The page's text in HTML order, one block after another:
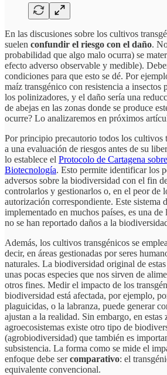
En las discusiones sobre los cultivos
suelen confundir el riesgo con el daño.
probabilidad que algo malo ocurra) se
efecto adverso observable y medible).
condiciones para que esto se dé. Por
maíz transgénico con resistencia a insectos
los polinizadores, y el daño sería una
de abejas en las zonas donde se produce
ocurre? Lo analizaremos en próximos
Por principio precautorio todos los cultivos
a una evaluación de riesgos antes de su
lo establece el Protocolo de Cartagena
Biotecnología. Esto permite identificar los
adversos sobre la biodiversidad con el fin
controlarlos y gestionarlos o, en el peor de
autorización correspondiente. Este sistema
implementado en muchos países, es una de
no se han reportado daños a la
Además, los cultivos transgénicos se
decir, en áreas gestionadas por seres
naturales. La biodiversidad original de
unas pocas especies que nos sirven de
otros fines. Medir el impacto de los
biodiversidad está afectada, por ejemplo,
plaguicidas, o la labranza, puede generar
ajustan a la realidad. Sin embargo, en estas
agroecosistemas existe otro tipo de
(agrobiodiversidad) que también es
subsistencia. La forma como se mide el
enfoque debe sercomparativo: el
equivalente convencional.